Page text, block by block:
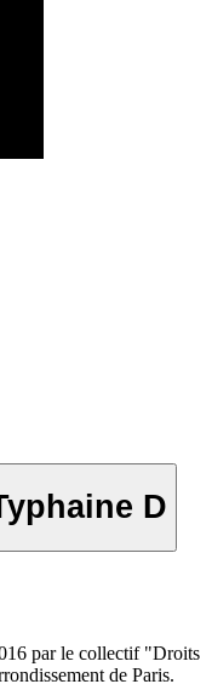
D
par le collectif "Droits
de Paris.